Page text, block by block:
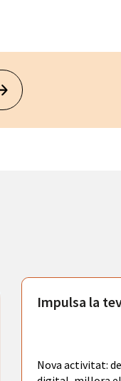
Impulsa la
Nova activitat: